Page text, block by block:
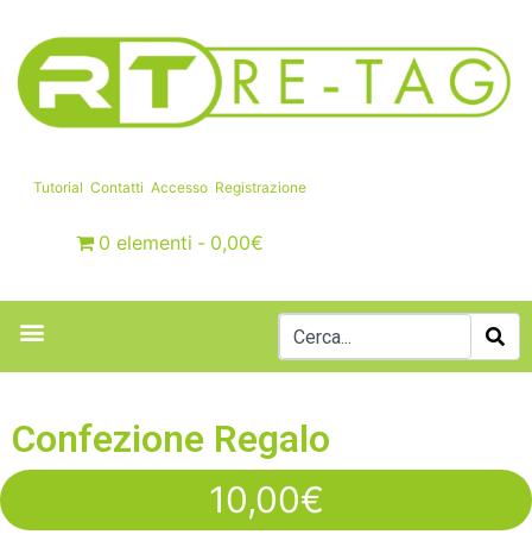
Tutorial Contatti Accesso Registrazione
0 elementi 0,00€
Confezione Regalo
10,00€